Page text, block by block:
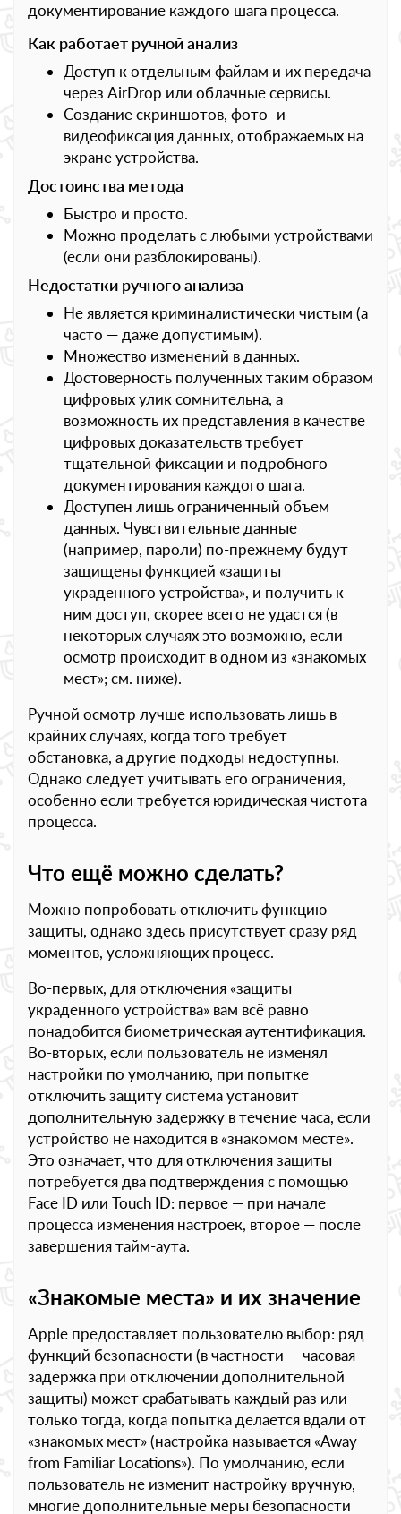
документирование каждого шага процесса.
Как работает ручной анализ
Доступ к отдельным файлам и их передача
через AirDrop или облачные сервисы.
Создание скриншотов, фото- и
видеофиксация данных, отображаемых на
экране устройства.
Достоинства метода
Быстро и просто.
Можно проделать с любыми устройствами
(если они разблокированы).
Недостатки ручного анализа
Не является криминалистически чистым (а
часто — даже допустимым).
Множество изменений в данных.
Достоверность полученных таким образом
цифровых улик сомнительна, а
возможность их представления в качестве
цифровых доказательств требует
тщательной фиксации и подробного
документирования каждого шага.
Доступен лишь ограниченный объем
данных. Чувствительные данные
(например, пароли) по-прежнему будут
защищены функцией «защиты
украденного устройства», и получить к
ним доступ, скорее всего не удастся (в
некоторых случаях это возможно, если
осмотр происходит в одном из «знакомых
мест»; см. ниже).
Ручной осмотр лучше использовать лишь в
крайних случаях, когда того требует
обстановка, а другие подходы недоступны.
Однако следует учитывать его ограничения,
особенно если требуется юридическая чистота
процесса.
Что ещё можно сделать?
Можно попробовать отключить функцию
защиты, однако здесь присутствует сразу ряд
моментов, усложняющих процесс.
Во-первых, для отключения «защиты
украденного устройства» вам всё равно
понадобится биометрическая аутентификация.
Во-вторых, если пользователь не изменял
настройки по умолчанию, при попытке
отключить защиту система установит
дополнительную задержку в течение часа, если
устройство не находится в «знакомом месте».
Это означает, что для отключения защиты
потребуется два подтверждения с помощью
Face ID или Touch ID: первое — при начале
процесса изменения настроек, второе — после
завершения тайм-аута.
«Знакомые места» и их значение
Apple предоставляет пользователю выбор: ряд
функций безопасности (в частности — часовая
задержка при отключении дополнительной
защиты) может срабатывать каждый раз или
только тогда, когда попытка делается вдали от
«знакомых мест» (настройка называется «Away
from Familiar Locations»). По умолчанию, если
пользователь не изменит настройку вручную,
многие дополнительные меры безопасности